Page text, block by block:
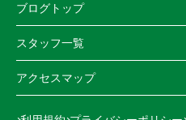
ブログトップ
スタッフ一覧
アクセスマップ